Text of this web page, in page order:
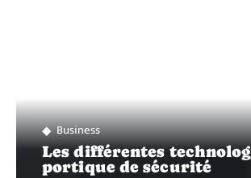
Business
Les différentes
portique de sécurité